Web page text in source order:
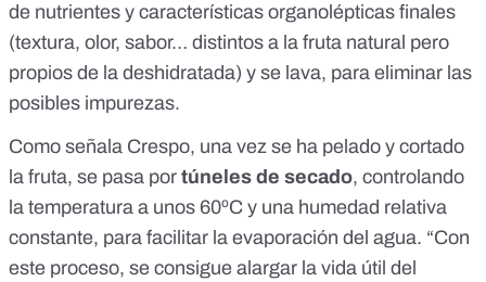
de nutrientes y características organolépticas finales
(textura, olor, sabor… distintos a la fruta natural pero
propios de la deshidratada) y se lava, para eliminar las
posibles impurezas.
Como señala Crespo, una vez se ha pelado y cortado
la fruta, se pasa por túneles de secado, controlando
la temperatura a unos 60ºC y una humedad relativa
constante, para facilitar la evaporación del agua. “Con
este proceso, se consigue alargar la vida útil del